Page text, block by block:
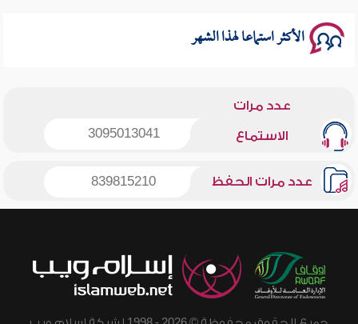
الأكثر استماعا لهذا الشهر
عدد مرات
الاستماع 3095013041
عدد مرات الحفظ 839815210